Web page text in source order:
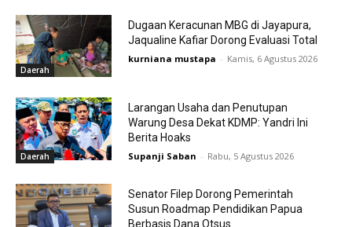
Daerah
Dugaan Keracunan MBG di Jayapura,
Jaqualine Kafiar Dorong Evaluasi Total
kurniana mustapa - Kamis, 6 Agustus 2026
Daerah
Larangan Usaha dan Penutupan
Warung Desa Dekat KDMP: Yandri Ini
Berita Hoaks
Supanji Saban - Rabu, 5 Agustus 2026
Senator Filep Dorong Pemerintah
Susun Roadmap Pendidikan Papua
Berbasis Dana Otsus